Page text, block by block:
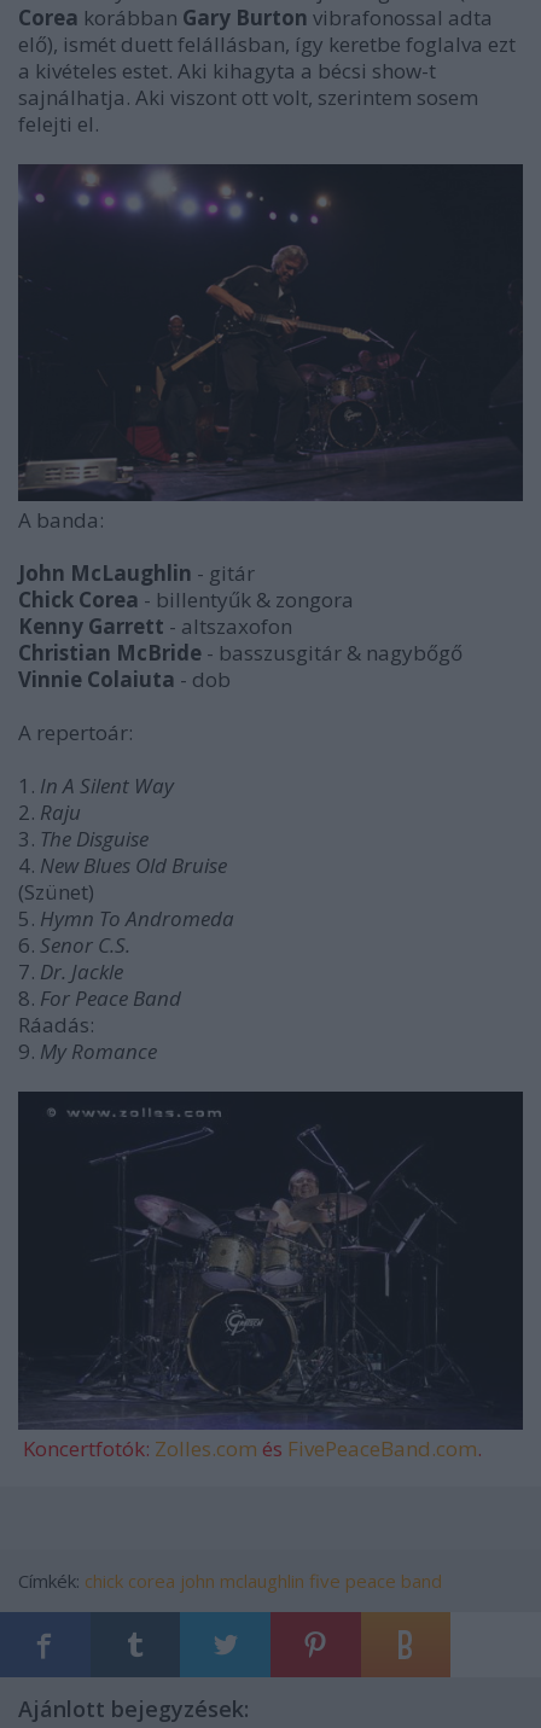
Corea korábban Gary Burton vibrafonossal adta
elő), ismét duett felállásban, így keretbe foglalva ezt
a kivételes estet. Aki kihagyta a bécsi show-t
sajnálhatja. Aki viszont ott volt, szerintem sosem
felejti el.
A banda:
John McLaughlin - gitár
Chick Corea - billentyűk & zongora
Kenny Garrett - altszaxofon
Christian McBride - basszusgitár & nagybőgő
Vinnie Colaiuta - dob
A repertoár:
1. In A Silent Way
2. Raju
3. The Disguise
4. New Blues Old Bruise
(Szünet)
5. Hymn To Andromeda
6. Senor C.S.
7. Dr. Jackle
8. For Peace Band
Ráadás:
9. My Romance
Koncertfotók: Zolles.com és FivePeaceBand.com.
Címkék: chick corea john mclaughlin five peace band
Ajánlott bejegyzések: